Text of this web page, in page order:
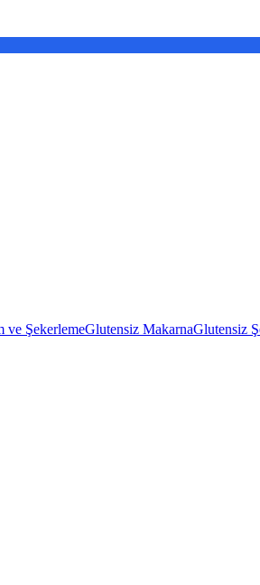
ve ŞekerlemeGlutensiz MakarnaGlutensiz